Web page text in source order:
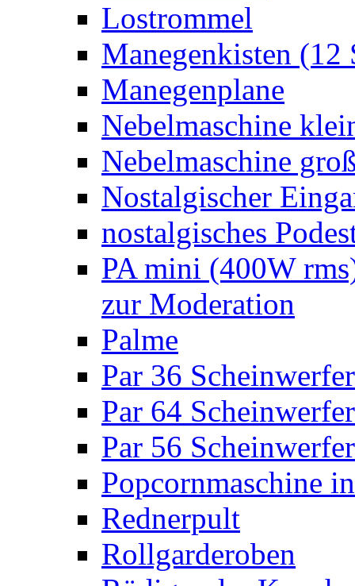
Lostrommel
Manegenkisten (12
Manegenplane
Nebelmaschine
Nebelmaschine
Nostalgischer
nostalgisches
PA mini (400W
zur Moderation
Palme
Par 36 Scheinwerfer
Par 64 Scheinwerfer
Par 56 Scheinwerfer
Popcornmaschine
Rednerpult
Rollgarderoben